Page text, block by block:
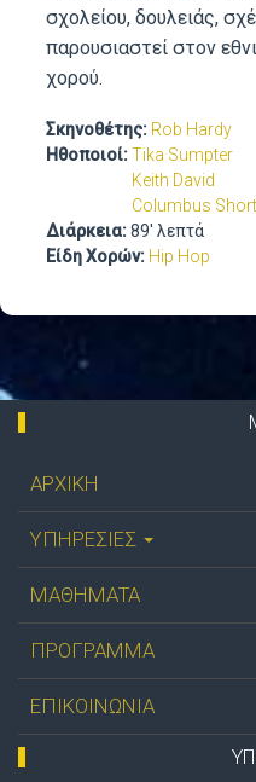
σχολείου, δουλειάς,
παρουσιαστεί στον
χορού.
Σκηνοθέτης: Rob Hardy
Ηθοποιοί:Tika Sumpter
Keith David
Columbus Short
Διάρκεια:89' λεπτά
Είδη Χορών: Hip Hop
ΑΡΧΙΚΗ
ΥΠΗΡΕΣΙΕΣ
ΜΑΘΗΜΑΤΑ
ΠΡΟΓΡΑΜΜΑ
ΕΠΙΚΟΙΝΩΝΙΑ